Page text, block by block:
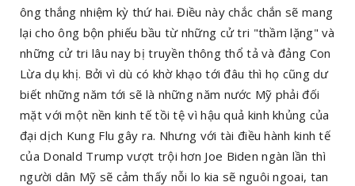
ông thắng nhiệm kỳ thứ hai. Điều này chắc chắn sẽ mang
lại cho ông bộn phiếu bầu từ những cử tri "thầm lặng" và
những cử tri lâu nay bị truyền thông thổ tả và đảng Con
Lừa dụ khị. Bởi vì dù có khờ khạo tới đâu thì họ cũng dư
biết những năm tới sẽ là những năm nước Mỹ phải đối
mặt với một nền kinh tế tồi tệ vì hậu quả kinh khủng của
đại dịch Kung Flu gây ra. Nhưng với tài điều hành kinh tế
của Donald Trump vượt trội hơn Joe Biden ngàn lần thì
người dân Mỹ sẽ cảm thấy nỗi lo kia sẽ nguôi ngoai, tan